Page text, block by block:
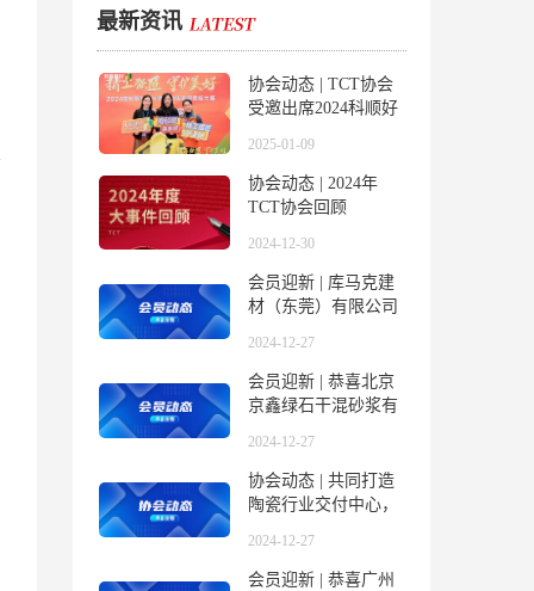
最新资讯
协会动态 | TCT协会
受邀出席2024科顺好
2025-01-09
协会动态 | 2024年
TCT协会回顾
2024-12-30
会员迎新 | 库马克建
材（东莞）有限公司
2024-12-27
会员迎新 | 恭喜北京
京鑫绿石干混砂浆有
2024-12-27
协会动态 | 共同打造
陶瓷行业交付中心，
2024-12-27
会员迎新 | 恭喜广州